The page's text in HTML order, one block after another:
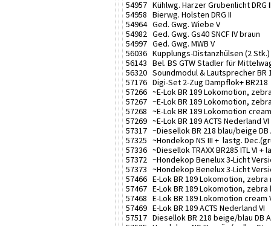
54957 Kühlwg. Harzer Grubenlicht DRG
54958 Bierwg. Holsten DRG II
54964 Ged. Gwg. Wiebe V
54982 Ged. Gwg. Gs40 SNCF IV braun
54997 Ged. Gwg. MWB V
56036 Kupplungs-Distanzhülsen (2 Stk.)
56143 Bel. BS GTW Stadler für
56320 Soundmodul & Lautsprecher BR
57176 Digi-Set 2-Zug Dampflok+ BR218
57266 ~E-Lok BR 189 Lokomotion,
57267 ~E-Lok BR 189 Lokomotion,
57268 ~E-Lok BR 189 Lokomotion
57269 ~E-Lok BR 189 ACTS Nederland
57317 ~Diesellok BR 218 blau/beige DB
57325 ~Hondekop NS III + lastg.
57336 ~Diesellok TRAXX BR285 ITL VI +
57372 ~Hondekop Benelux 3-Licht
57373 ~Hondekop Benelux 3-Licht
57466 E-Lok BR 189 Lokomotion, zebra
57467 E-Lok BR 189 Lokomotion, zebra
57468 E-Lok BR 189 Lokomotion cream
57469 E-Lok BR 189 ACTS Nederland VI
57517 Diesellok BR 218 beige/blau DB